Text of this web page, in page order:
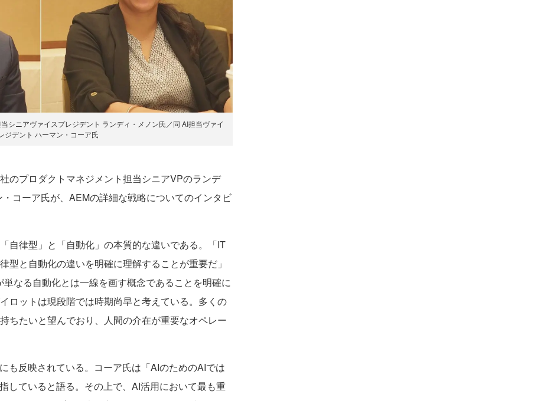
シニアヴァイスプレジデント ランディ・メノン氏／同 AI担当ヴァイ
ジデント ハーマン・コーア氏
のプロダクトマネジメント担当シニアVPのランデ
コーア氏が、AEMの詳細な戦略についてのインタビ
自律型」と「自動化」の本質的な違いである。「IT
型と自動化の違いを明確に理解することが重要だ」
なる自動化とは一線を画す概念であることを明確に
ロットは現段階では時期尚早と考えている。多くの
ちたいと望んでおり、人間の介在が重要なオペレー
も反映されている。コーア氏は「AIのためのAIでは
していると語る。その上で、AI活用において最も重